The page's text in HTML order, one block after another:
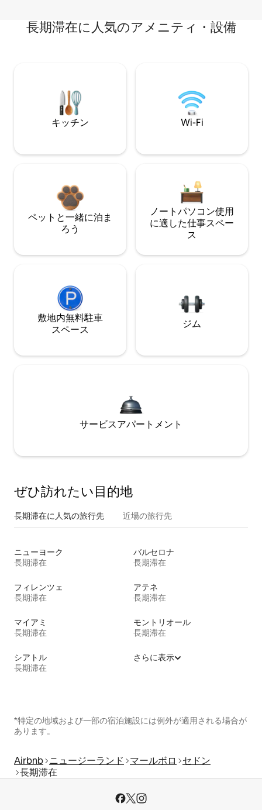
長期滞在に人気のアメニティ・設備
キッチン Wi-Fi
ペットと一緒に泊ま
ろう
ノートパソコン使用
に適した仕事スペー
ス
敷地内無料駐⁠車
ス⁠ペ⁠ー⁠ス
ジム
サービスアパートメント
ぜひ訪⁠れ⁠た⁠い目⁠的⁠地
長期滞在に人気の旅行先 近場の旅行先
ニューヨーク
長期滞在
バルセロナ
長期滞在
フィレンツェ
長期滞在
アテネ
長期滞在
マイアミ
長期滞在
モントリオール
長期滞在
シアトル
長期滞在
さらに表示
*特定の地域および一部の宿泊施設には例外が適用される場合が
あります。
Airbnb ニュージーランド マールボロ
セドン
長期滞在